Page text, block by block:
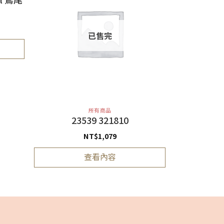
已售完
所有商品
23539 321810
NT$1,079
查看內容